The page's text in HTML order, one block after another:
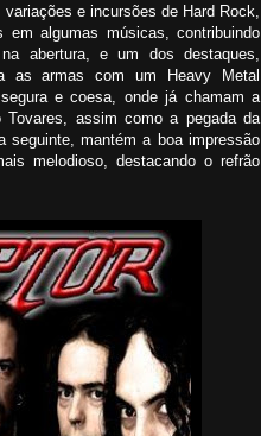
e incursões de Hard Rock,
algumas músicas, contribuindo
abertura, e um dos destaques,
as armas com um Heavy Metal
e coesa, onde já chamam a
assim como a pegada da
seguinte, mantém a boa impressão
melodioso, destacando o refrão